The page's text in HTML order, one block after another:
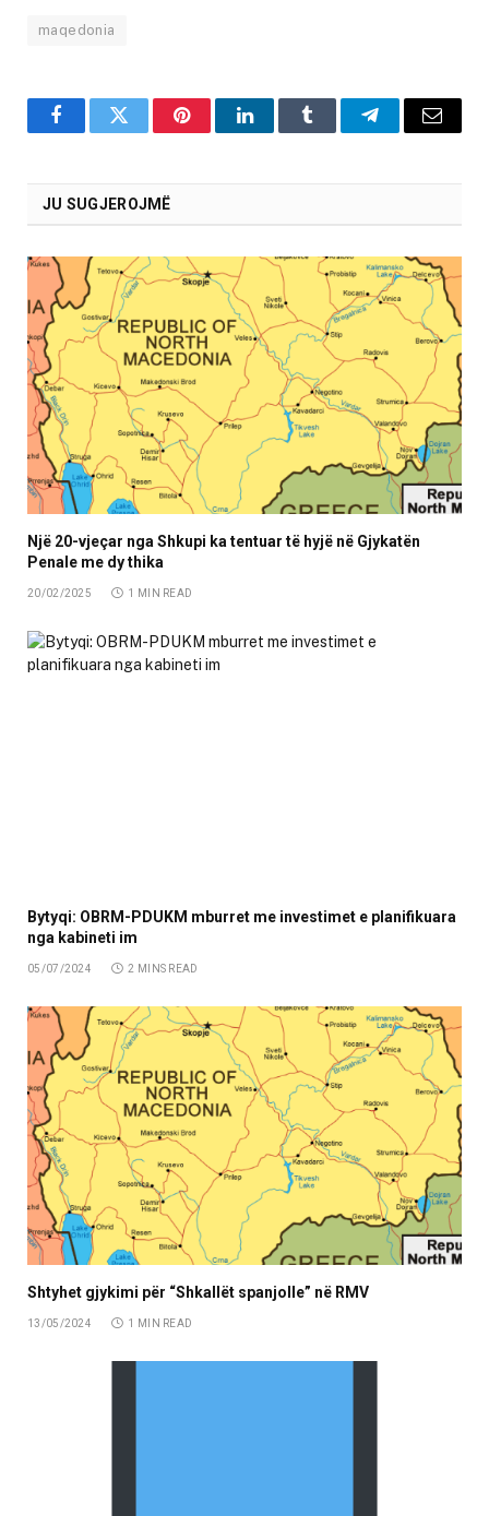
maqedonia
FacebookTwitter PinterestLinkedInTumblr TelegramEmail
JU SUGJEROJMË
Një 20-vjeçar nga Shkupi ka tentuar të hyjë në Gjykatën
Penale me dy thika
20/02/2025 1 MIN READ
Bytyqi: OBRM-PDUKM mburret me investimet e planifikuara
nga kabineti im
05/07/2024 2 MINS READ
Shtyhet gjykimi për “Shkallët spanjolle” në RMV
13/05/2024 1 MIN READ